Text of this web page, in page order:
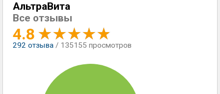
АльтраВита
Все отзывы
4.8
292 отзыва / 135155 просмотров